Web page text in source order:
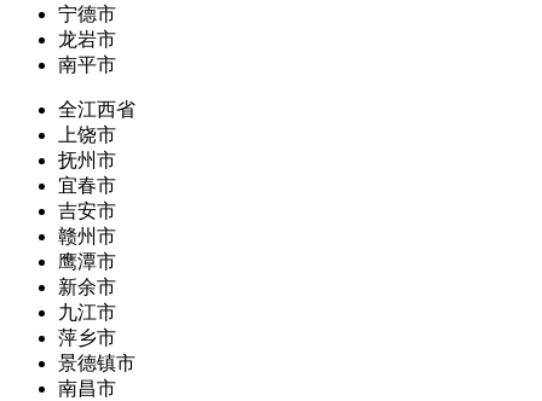
宁德市
龙岩市
南平市
全江西省
上饶市
抚州市
宜春市
吉安市
赣州市
鹰潭市
新余市
九江市
萍乡市
景德镇市
南昌市